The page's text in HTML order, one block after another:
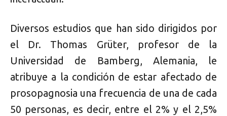
Diversos estudios que han sido dirigidos por
el Dr. Thomas Grüter, profesor de la
Universidad de Bamberg, Alemania, le
atribuye a la condición de estar afectado de
prosopagnosia una frecuencia de una de cada
50 personas, es decir, entre el 2% y el 2,5%